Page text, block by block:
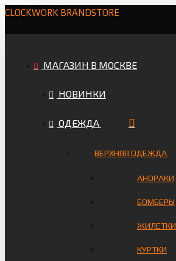
CLOCKWORK BRANDSTORE
МАГАЗИН В МОСКВЕ
НОВИНКИ
ОДЕЖДА
ВЕРХНЯЯ ОДЕЖДА
АНОРАКИ
БОМБЕРЫ
ЖИЛЕТКИ
КУРТКИ